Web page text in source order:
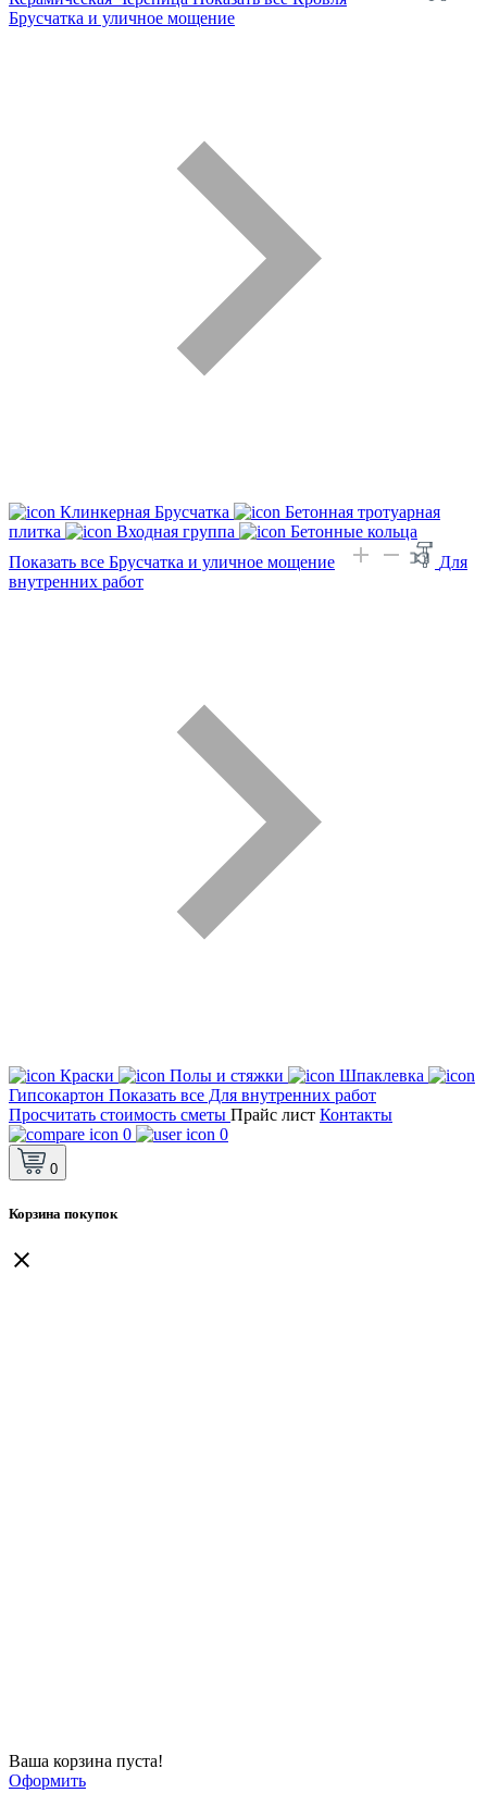
Брусчатка и уличное мощение
Клинкерная Брусчатка
Бетонная тротуарная
плитка
Входная группа
Бетонные кольца
Показать все Брусчатка и уличное мощение
Для
внутренних работ
Краски Полы и стяжки
Шпаклевка
Гипсокартон Показать все Для внутренних работ
Просчитать стоимость сметы Прайс лист Контакты
0
0
0
Корзина покупок
Ваша корзина пуста!
Оформить